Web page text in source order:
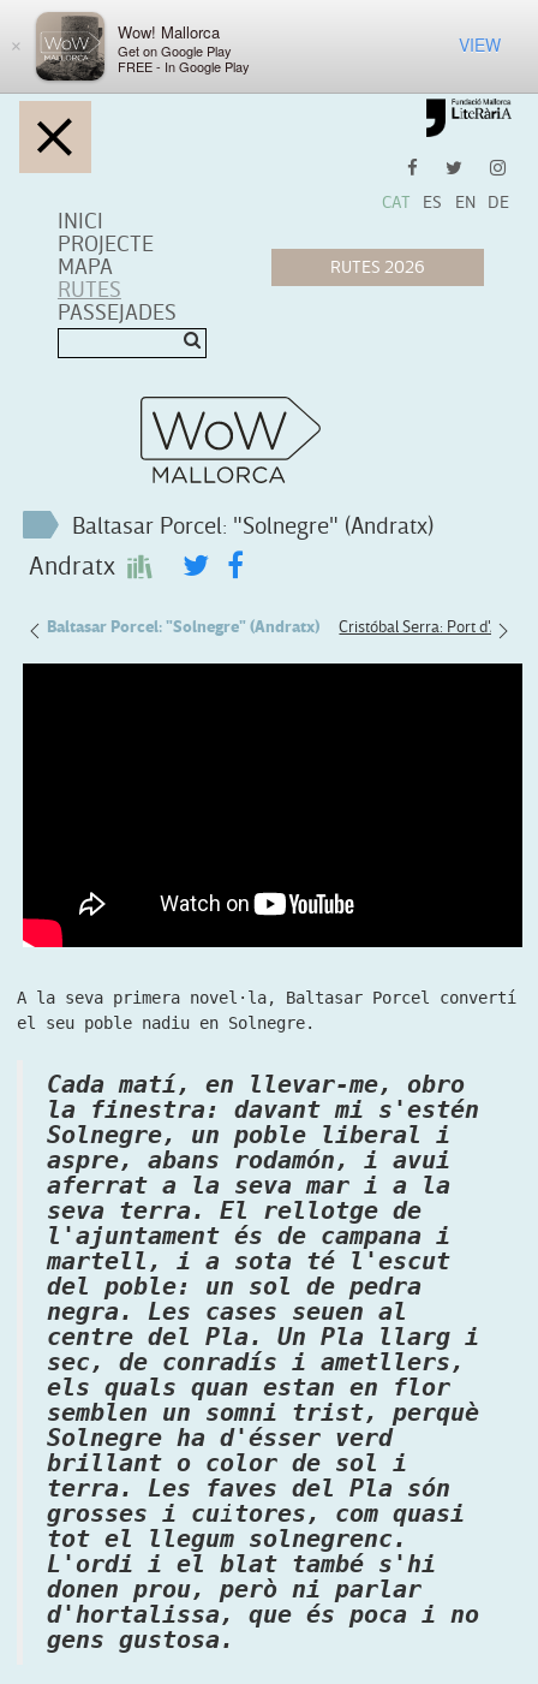
×
Wow! Mallorca
Get on Google Play
FREE - In Google Play
VIEW
INICI
PROJECTE
MAPA
RUTES
PASSEJADES
CAT ES EN DE
Baltasar Porcel: "Solnegre" (Andratx)
Andratx
Baltasar Porcel: "Solnegre" (Andratx) Cristóbal Serra: Port
A la seva primera novel·la, Baltasar Porcel convertí
el seu poble nadiu en Solnegre.
Cada matí, en llevar-me, obro
la finestra: davant mi s'estén
Solnegre, un poble liberal i
aspre, abans rodamón, i avui
aferrat a la seva mar i a la
seva terra. El rellotge de
l'ajuntament és de campana i
martell, i a sota té l'escut
del poble: un sol de pedra
negra. Les cases seuen al
centre del Pla. Un Pla llarg i
sec, de conradís i ametllers,
els quals quan estan en flor
semblen un somni trist, perquè
Solnegre ha d'ésser verd
brillant o color de sol i
terra. Les faves del Pla són
grosses i cuitores, com quasi
tot el llegum solnegrenc.
L'ordi i el blat també s'hi
donen prou, però ni parlar
d'hortalissa, que és poca i no
gens gustosa.